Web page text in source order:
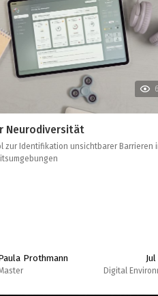
Neurodiversität
zur Identifikation unsichtbarer Barrieren
Prothmann
Digital